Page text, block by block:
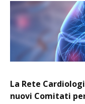
La Rete
nuovi Comitati